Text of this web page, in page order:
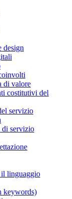
design
di valore
costitutivi del
servizio
di servizio
il linguaggio
keywords)